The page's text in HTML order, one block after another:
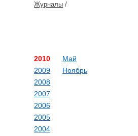
Журналы /
2010
Май
Ноябрь
2009
2008
2007
2006
2005
2004